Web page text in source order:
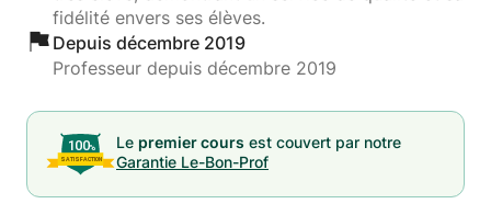
fidélité envers ses élèves.
Depuis décembre 2019
Professeur depuis décembre 2019
Le premier cours est couvert par notre
Garantie Le-Bon-Prof